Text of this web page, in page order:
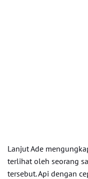
Lanjut Ade
terlihat oleh seorang
tersebut. Api dengan